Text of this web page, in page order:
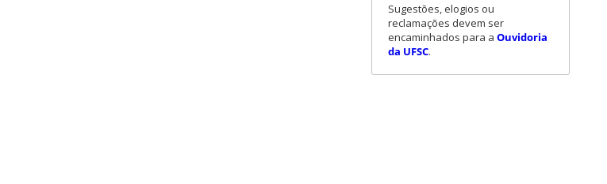
Sugestões, elogios ou
reclamações devem ser
encaminhados para a Ouvidoria
da UFSC.